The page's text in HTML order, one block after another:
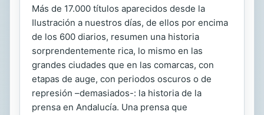
Más de 17.000 títulos aparecidos desde la
Ilustración a nuestros días, de ellos por encima
de los 600 diarios, resumen una historia
sorprendentemente rica, lo mismo en las
grandes ciudades que en las comarcas, con
etapas de auge, con periodos oscuros o de
represión –demasiados-: la historia de la
prensa en Andalucía. Una prensa que